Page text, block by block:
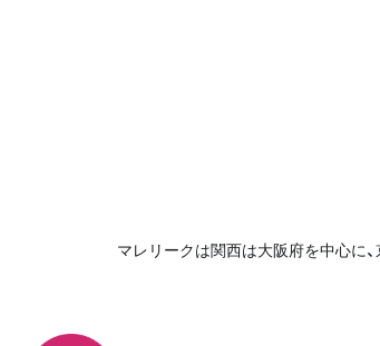
マレリークは関西は大阪府を中心に、